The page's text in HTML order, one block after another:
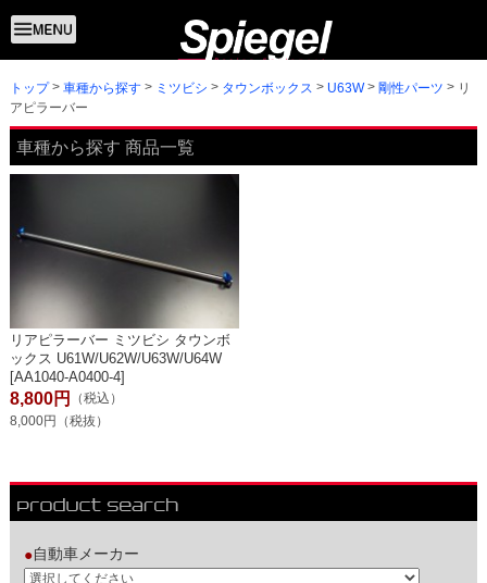
トップ 車種から探す ミツビシ タウンボックス U63W 剛性パーツ
リ
アピラーバー
車種から探す 商品一覧
リアピラーバー ミツビシ タウンボ
ックス U61W/U62W/U63W/U64W
[AA1040-A0400-4]
8,800円
（税込）
8,000円（税抜）
●自動車メーカー